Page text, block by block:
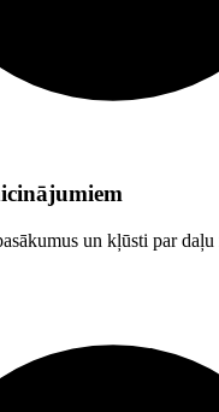
un kļūsti par